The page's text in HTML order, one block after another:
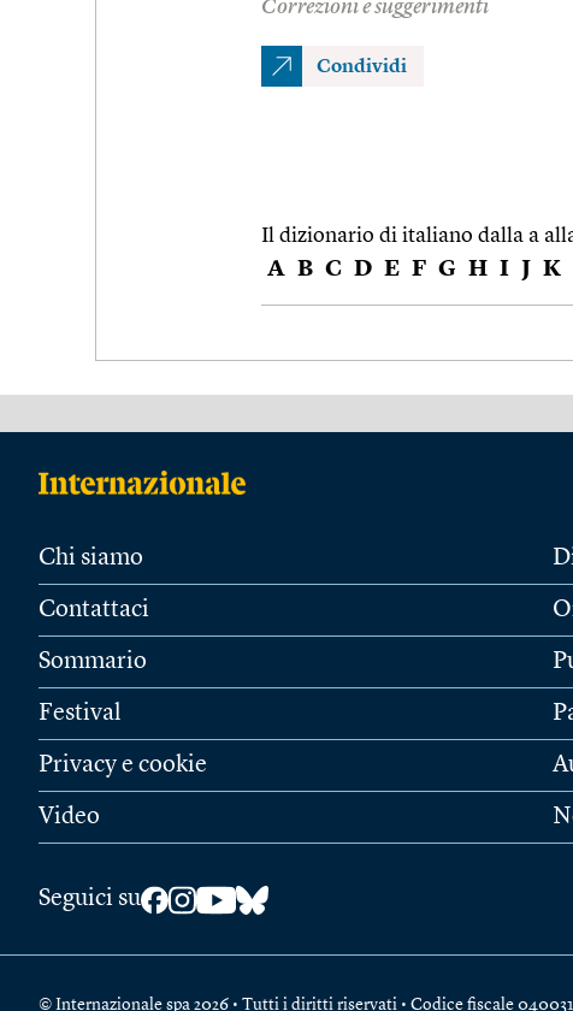
Correzioni e suggerimenti
Condividi
Il dizionario di italiano dalla a
A B C D E F G H I J K
Chi siamo
Contattaci
Sommario
Festival
Privacy e cookie
Video
Seguici su
© Internazionale spa 2026 • Tutti i diritti riservati • Codice fiscale